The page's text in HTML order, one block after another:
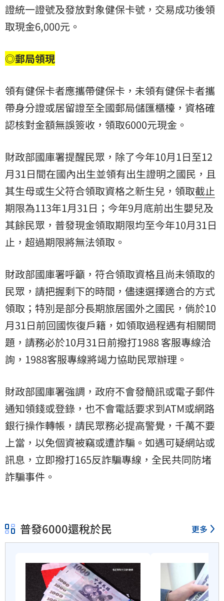
證統一證號及發放對象健保卡號，交易成功後領
取現金6,000元。
◎郵局領現
領有健保卡者應攜帶健保卡，未領有健保卡者攜
帶身分證或居留證至全國郵局儲匯櫃檯，資格確
認核對金額無誤簽收，領取6000元現金。
財政部國庫署提醒民眾，除了今年10月1日至12
月31日間在國內出生並領有出生證明之國民，且
其生母或生父符合領取資格之新生兒，領取截止
期限為113年1月31日；今年9月底前出生嬰兒及
其餘民眾，普發現金領取期限均至今年10月31日
止，超過期限將無法領取。
財政部國庫署呼籲，符合領取資格且尚未領取的
民眾，請把握剩下的時間，儘速選擇適合的方式
領取；特別是部分長期旅居國外之國民，倘於10
月31日前回國恢復戶籍，如領取過程遇有相關問
題，請務必於10月31日前撥打1988 客服專線洽
詢，1988客服專線將竭力協助民眾辦理。
財政部國庫署強調，政府不會發簡訊或電子郵件
通知領錢或登錄，也不會電話要求到ATM或網路
銀行操作轉帳，請民眾務必提高警覺，千萬不要
上當，以免個資被竊或遭詐騙。如遇可疑網站或
訊息，立即撥打165反詐騙專線，全民共同防堵
詐騙事件。
普發6000還稅於民 更多